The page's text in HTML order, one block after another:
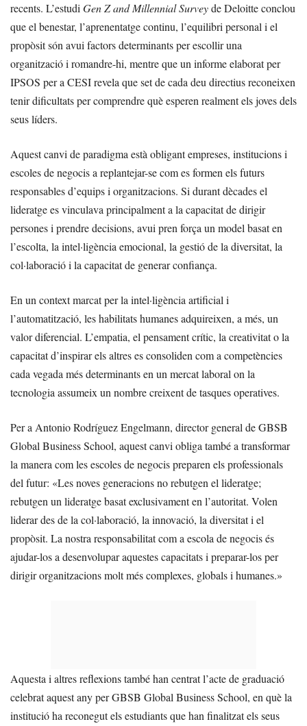
recents. L’estudiGen Z and Millennial Surveyde Deloitte conclou
que el benestar, l’aprenentatge continu, l’equilibri personal i el
propòsit són avui factors determinants per escollir una
organització i romandre-hi, mentre que un informe elaborat per
IPSOS per a CESI revela que set de cada deu directius reconeixen
tenir dificultats per comprendre què esperen realment els joves dels
seus líders.
Aquest canvi de paradigma està obligant empreses, institucions i
escoles de negocis a replantejar-se com es formen els futurs
responsables d’equips i organitzacions. Si durant dècades el
lideratge es vinculava principalment a la capacitat de dirigir
persones i prendre decisions, avui pren força un model basat en
l’escolta, la intel·ligència emocional, la gestió de la diversitat, la
col·laboració i la capacitat de generar confiança.
En un context marcat per la intel·ligència artificial i
l’automatització, les habilitats humanes adquireixen, a més, un
valor diferencial. L’empatia, el pensament crític, la creativitat o la
capacitat d’inspirar els altres es consoliden com a competències
cada vegada més determinants en un mercat laboral on la
tecnologia assumeix un nombre creixent de tasques operatives.
Per a Antonio Rodríguez Engelmann, director general de GBSB
Global Business School, aquest canvi obliga també a transformar
la manera com les escoles de negocis preparen els professionals
del futur: «Les noves generacions no rebutgen el lideratge;
rebutgen un lideratge basat exclusivament en l’autoritat. Volen
liderar des de la col·laboració, la innovació, la diversitat i el
propòsit. La nostra responsabilitat com a escola de negocis és
ajudar-los a desenvolupar aquestes capacitats i preparar-los per
dirigir organitzacions molt més complexes, globals i humanes.»
Aquesta i altres reflexions també han centrat l’acte de graduació
celebrat aquest any per GBSB Global Business School, en què la
institució ha reconegut els estudiants que han finalitzat els seus